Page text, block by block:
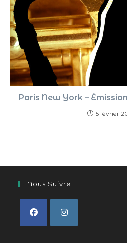
Paris New York –
5 février
Nous Suivre